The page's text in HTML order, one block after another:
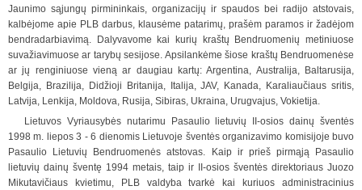
Jaunimo sąjungų pirmininkais, organizacijų ir spaudos bei radijo atstovais,
kalbėjome apie PLB darbus, klausėme patarimų, prašėm paramos ir žadėjom
bendradarbiavimą. Dalyvavome kai kurių kraštų Bendruomenių metiniuose
suvažiavimuose ar tarybų sesijose. Apsilankėme šiose kraštų Bendruomenėse
ar jų renginiuose vieną ar daugiau kartų: Argentina, Australija, Baltarusija,
Belgija, Brazilija, Didžioji Britanija, Italija, JAV, Kanada, Karaliaučiaus sritis,
Latvija, Lenkija, Moldova, Rusija, Sibiras, Ukraina, Urugvajus, Vokietija.
Lietuvos Vyriausybės nutarimu Pasaulio lietuvių II-osios dainų šventės
1998 m. liepos 3 - 6 dienomis Lietuvoje šventės organizavimo komisijoje buvo
Pasaulio Lietuvių Bendruomenės atstovas. Kaip ir prieš pirmąją Pasaulio
lietuvių dainų šventę 1994 metais, taip ir II-osios šventės direktoriaus Juozo
Mikutavičiaus kvietimu, PLB valdyba tvarkė kai kuriuos administracinius